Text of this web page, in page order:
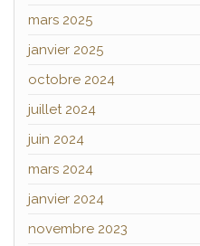
mars 2025
janvier 2025
octobre 2024
juillet 2024
juin 2024
mars 2024
janvier 2024
novembre 2023